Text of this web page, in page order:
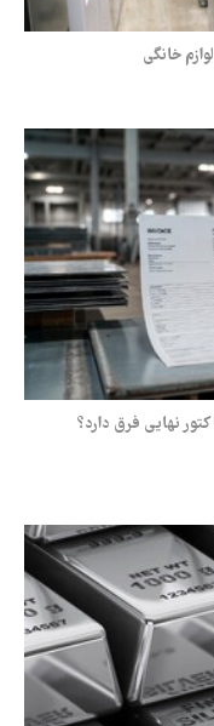
نهایی فرق دارد؟